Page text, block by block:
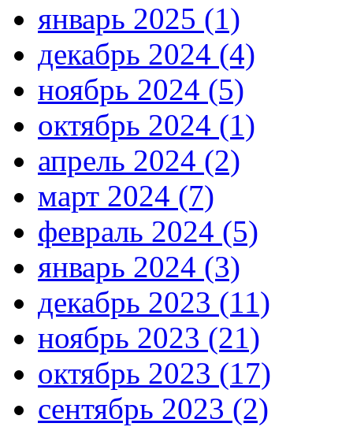
январь 2025 (1)
декабрь 2024 (4)
ноябрь 2024 (5)
октябрь 2024 (1)
апрель 2024 (2)
март 2024 (7)
февраль 2024 (5)
январь 2024 (3)
декабрь 2023 (11)
ноябрь 2023 (21)
октябрь 2023 (17)
сентябрь 2023 (2)